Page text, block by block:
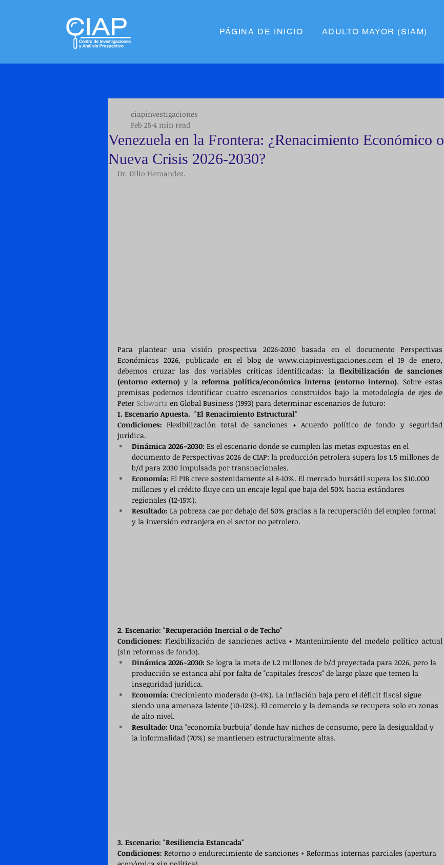
PÁGINA DE INICIO ADULTO MAYOR (SIAM)
Venezuela en la Frontera: ¿Renacimiento Económico o
Nueva Crisis 2026-2030?
ciapinvestigaciones
Feb 25 4 min read
Dr. Dilio Hernandez.
Para plantear una visión prospectiva 2026-2030 basada en el documento Perspectivas
Económicas 2026, publicado en el blog de www.ciapinvestigaciones.com el 19 de enero,
debemos cruzar las dos variables críticas identificadas: la flexibilización de sanciones
(entorno externo) y la reforma política/económica interna (entorno interno). Sobre estas
premisas podemos identificar cuatro escenarios construidos bajo la metodología de ejes de
Peter Schwartz en Global Business (1993) para determinar escenarios de futuro:
1. Escenario Apuesta.  "El Renacimiento Estructural"
Condiciones: Flexibilización total de sanciones + Acuerdo político de fondo y seguridad
jurídica.
Dinámica 2026-2030: Es el escenario donde se cumplen las metas expuestas en el
documento de Perspectivas 2026 de CIAP: la producción petrolera supera los 1.5 millones de
b/d para 2030 impulsada por transnacionales.
Economía: El PIB crece sostenidamente al 8-10%. El mercado bursátil supera los $10.000
millones y el crédito fluye con un encaje legal que baja del 50% hacia estándares
regionales (12-15%).
Resultado: La pobreza cae por debajo del 50% gracias a la recuperación del empleo formal
y la inversión extranjera en el sector no petrolero.
2. Escenario: "Recuperación Inercial o de Techo"
Condiciones: Flexibilización de sanciones activa + Mantenimiento del modelo político actual
(sin reformas de fondo).
Dinámica 2026-2030: Se logra la meta de 1.2 millones de b/d proyectada para 2026, pero la
producción se estanca ahí por falta de "capitales frescos" de largo plazo que temen la
inseguridad jurídica.
Economía: Crecimiento moderado (3-4%). La inflación baja pero el déficit fiscal sigue
siendo una amenaza latente (10-12%). El comercio y la demanda se recupera solo en zonas
de alto nivel.
Resultado: Una "economía burbuja" donde hay nichos de consumo, pero la desigualdad y
la informalidad (70%) se mantienen estructuralmente altas.
3. Escenario: "Resiliencia Estancada"
Condiciones: Retorno o endurecimiento de sanciones + Reformas internas parciales (apertura